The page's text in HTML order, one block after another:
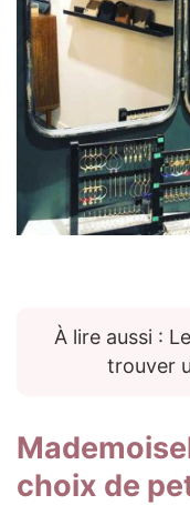
À lire aussi :
trouver
choix de